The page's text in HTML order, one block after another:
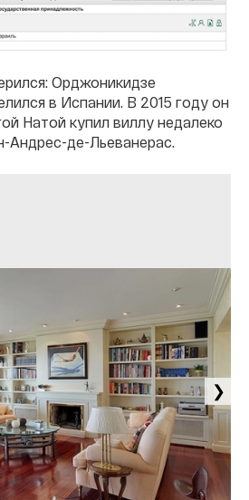
Орджоникидзе
в Испании. В 2015 году он
Натой купил виллу недалеко
Андрес-де-Льеванерас.
❯